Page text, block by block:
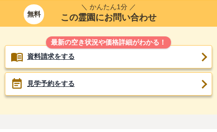
無料
＼ かんたん1分 ／
この霊園にお問い合わせ
最新の空き状況や価格詳細がわかる！
資料請求をする
見学予約をする